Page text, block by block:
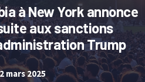
à New York annonce
aux sanctions
Trump
mars 2025